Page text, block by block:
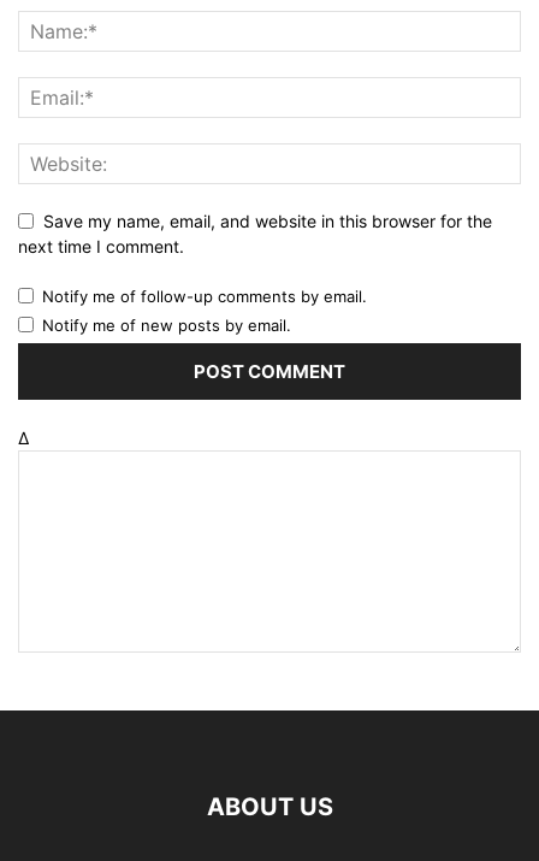
Save my name, email, and website in this browser for the
next time I comment.
Notify me of follow-up comments by email.
Notify me of new posts by email.
Δ
ABOUT US